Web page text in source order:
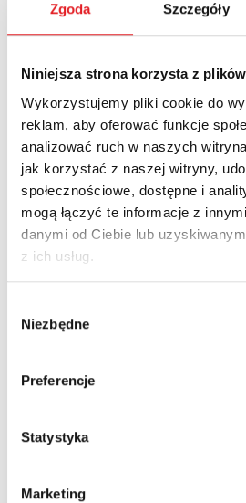
Zgoda Szczegóły
Niniejsza strona korzysta z
Wykorzystujemy pliki cookie do
reklam, aby oferować funkcje
analizować ruch w naszych
jak korzystać z naszej witryny,
społecznościowe, dostępne i
mogą łączyć te informacje z
danymi od Ciebie lub
z ich usług.
zgody
Niezbędne
Preferencje
Statystyka
Marketing
Ask for the details
Name: *
Email: *
Company:
Contents: *